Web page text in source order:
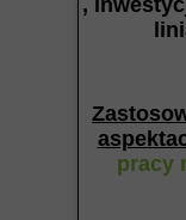
,
pracy